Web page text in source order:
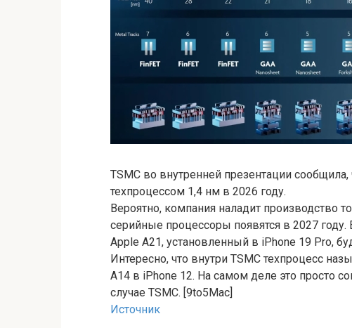
TSMC во внутренней презентации
техпроцессом 1,4 нм в 2026 году.
Вероятно, компания наладит производство
серийные процессоры появятся в 2027 году.
Apple A21, установленный в iPhone 19 Pro,
Интересно, что внутри TSMC техпроцесс
A14 в iPhone 12. На самом деле это просто
случае TSMC. [9to5Mac]
Источник